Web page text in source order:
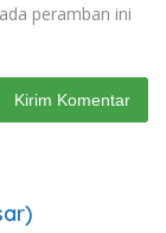
peramban ini